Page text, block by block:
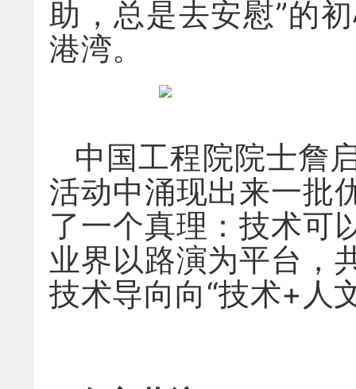
助，总是去安慰”的
港湾。
中国工程院院士詹
活动中涌现出来一批
了一个真理：技术可
业界以路演为平台，
技术导向向“技术+人